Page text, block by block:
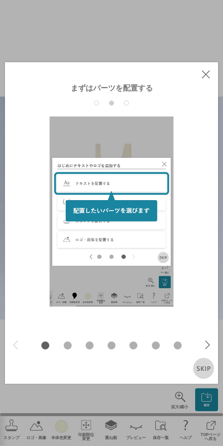
保存
拡大/縮小
スタンプ ロゴ・画像 本体色変更
印刷部位
変更 重ね順 プレビュー 保存一覧 ヘルプ
TOPページ
へ戻る
まずはパーツを配置する